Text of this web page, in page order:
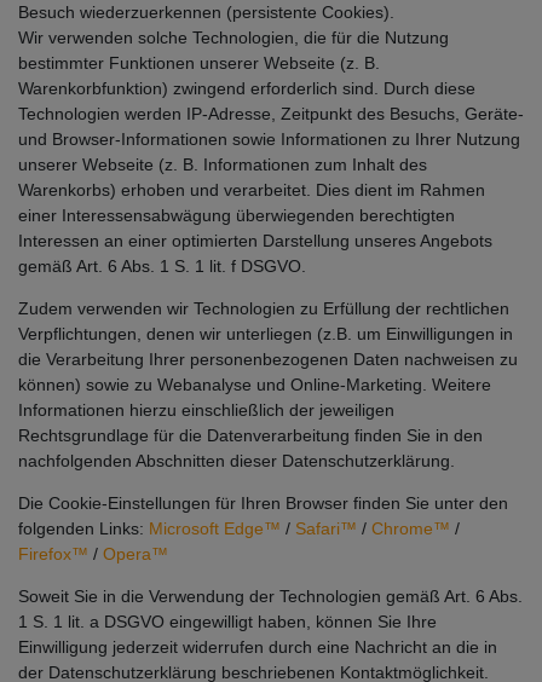
Besuch wiederzuerkennen (persistente Cookies).
Wir verwenden solche Technologien, die für die Nutzung
bestimmter Funktionen unserer Webseite (z. B.
Warenkorbfunktion) zwingend erforderlich sind. Durch diese
Technologien werden IP-Adresse, Zeitpunkt des Besuchs, Geräte-
und Browser-Informationen sowie Informationen zu Ihrer Nutzung
unserer Webseite (z. B. Informationen zum Inhalt des
Warenkorbs) erhoben und verarbeitet. Dies dient im Rahmen
einer Interessensabwägung überwiegenden berechtigten
Interessen an einer optimierten Darstellung unseres Angebots
gemäß Art. 6 Abs. 1 S. 1 lit. f DSGVO.
Zudem verwenden wir Technologien zu Erfüllung der rechtlichen
Verpflichtungen, denen wir unterliegen (z.B. um Einwilligungen in
die Verarbeitung Ihrer personenbezogenen Daten nachweisen zu
können) sowie zu Webanalyse und Online-Marketing. Weitere
Informationen hierzu einschließlich der jeweiligen
Rechtsgrundlage für die Datenverarbeitung finden Sie in den
nachfolgenden Abschnitten dieser Datenschutzerklärung.
Die Cookie-Einstellungen für Ihren Browser finden Sie unter den
folgenden Links: Microsoft Edge™ / Safari™ / Chrome™ /
Firefox™ / Opera™
Soweit Sie in die Verwendung der Technologien gemäß Art. 6 Abs.
1 S. 1 lit. a DSGVO eingewilligt haben, können Sie Ihre
Einwilligung jederzeit widerrufen durch eine Nachricht an die in
der Datenschutzerklärung beschriebenen Kontaktmöglichkeit.